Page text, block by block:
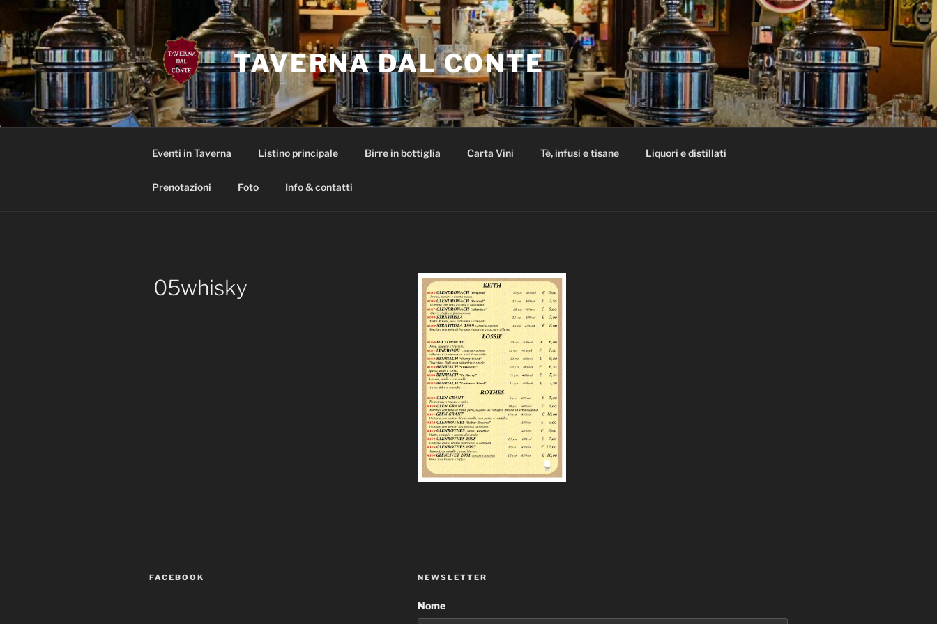
contenuto
TAVERNA DAL CONTE
Eventi in Taverna Listino principale Birre in bottiglia Carta Vini Tè, infusi e tisane Liquori e distillati
Prenotazioni Foto Info & contatti
05whisky
FACEBOOK NEWSLETTER
Nome